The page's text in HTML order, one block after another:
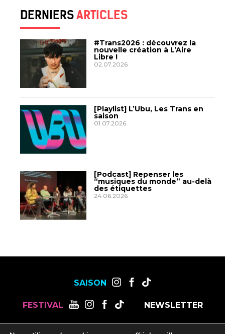
DERNIERSARTICLES
#Trans2026 : découvrez la
nouvelle création à L’Aire
Libre !
02.07.2026
[Playlist] L’Ubu, Les Trans en
saison
01.07.2026
[Podcast] Repenser les
“musiques du monde” au-delà
des étiquettes
24.06.2026
SAISON
FESTIVAL NEWSLETTER